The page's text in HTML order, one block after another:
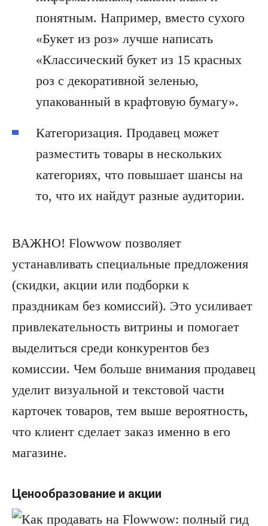
понятным. Например, вместо сухого
«Букет из роз» лучше написать
«Классический букет из 15 красных
роз с декоративной зеленью,
упакованный в крафтовую бумагу».
Категоризация. Продавец может
разместить товары в нескольких
категориях, что повышает шансы на
то, что их найдут разные аудитории.
ВАЖНО! Flowwow позволяет
устанавливать специальные предложения
(скидки, акции или подборки к
праздникам без комиссий). Это усиливает
привлекательность витрины и помогает
выделиться среди конкурентов без
комиссии. Чем больше внимания продавец
уделит визуальной и текстовой части
карточек товаров, тем выше вероятность,
что клиент сделает заказ именно в его
магазине.
Ценообразование и акции